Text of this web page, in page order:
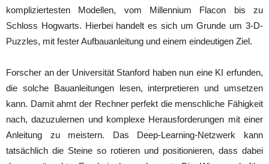
kompliziertesten Modellen, vom Millennium Flacon bis zu
Schloss Hogwarts. Hierbei handelt es sich um Grunde um 3-D-
Puzzles, mit fester Aufbauanleitung und einem eindeutigen Ziel.
Forscher an der Universität Stanford haben nun eine KI erfunden,
die solche Bauanleitungen lesen, interpretieren und umsetzen
kann. Damit ahmt der Rechner perfekt die menschliche Fähigkeit
nach, dazuzulernen und komplexe Herausforderungen mit einer
Anleitung zu meistern. Das Deep-Learning-Netzwerk kann
tatsächlich die Steine so rotieren und positionieren, dass dabei